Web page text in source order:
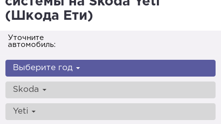
(Шкода Ети)
Уточните
автомобиль:
Выберите год
Skoda
Yeti